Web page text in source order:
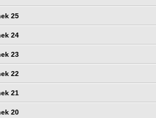
25
24
23
22
21
20